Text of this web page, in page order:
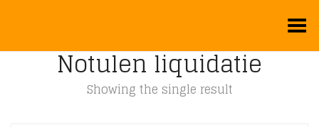
Toggle Menu
Notulen liquidatie
Showing the single result